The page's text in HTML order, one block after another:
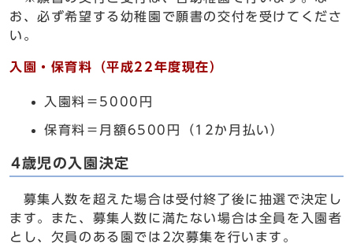
お、必ず希望する幼稚園で願書の交付を受けてくださ
い。
入園・保育料（平成22年度現在）
入園料＝5000円
保育料＝月額6500円（12か月払い）
4歳児の入園決定
募集人数を超えた場合は受付終了後に抽選で決定し
ます。また、募集人数に満たない場合は全員を入園者
とし、欠員のある園では2次募集を行います。